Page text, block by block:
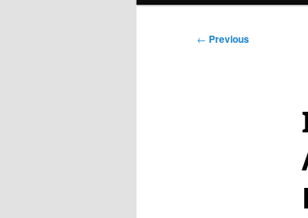
Post
← Previous